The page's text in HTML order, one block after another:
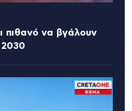
πιθανό να βγάλουν